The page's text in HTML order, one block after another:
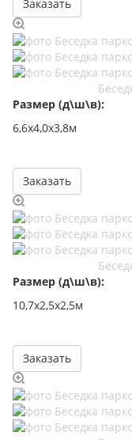
Заказать
Размер (д\ш\в):
6,6х4,0х3,8м
Заказать
Размер (д\ш\в):
10,7х2,5х2,5м
Заказать